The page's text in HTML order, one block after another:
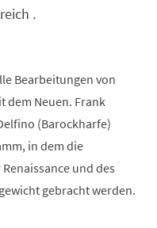
.
Bearbeitungen von
dem Neuen. Frank
(Barockharfe)
in dem die
und des
gebracht werden.